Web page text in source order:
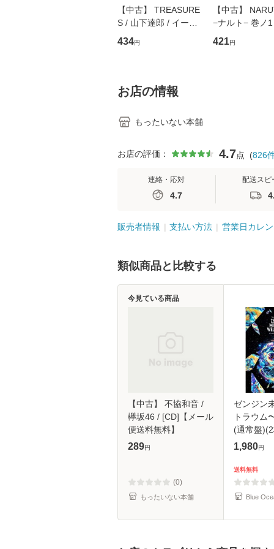
【中古】 TREASURE
S / 山下達郎 / イース
トウエスト・ジャパン
[CD]【メール便送料無
434円
【中古】
−ナルト− 巻ノ
ャンプコミッ
岸本 斉史 / 集
421円
お店の情報
もったいない本舗
お店の評価： 4.7点 (826
連絡・応対
4.7
配送スピ
販売者情報 支払い方法 営業日カレ
類似商品と比較する
【中古】 不協和音 /
欅坂46 / [CD]【メール
便送料無料】
289円
(0)
もったいない本舗
今見ている商品
ゼンジン
トラウム
(通常盤
1,980円
送料無料
Blue